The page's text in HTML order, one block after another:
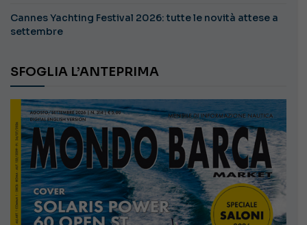
Cannes Yachting Festival 2026: tutte le novità attese a
settembre
SFOGLIA L’ANTEPRIMA